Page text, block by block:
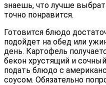
знаешь, что лучше
точно понравится.
Готовится блюдо
подойдет на обед или
день. Картофель
бекон хрустящий и
подать блюдо с
соусом. Обязательно